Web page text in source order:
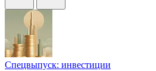
Спецвыпуск: инвестиции